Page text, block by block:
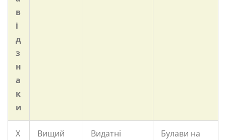
в
і
д
з
н
а
к
и
Х
Вищий
Видатні
Булави на